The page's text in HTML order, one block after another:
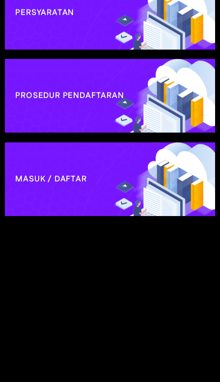
PERSYARATAN
PROSEDUR PENDAFTARAN
MASUK / DAFTAR